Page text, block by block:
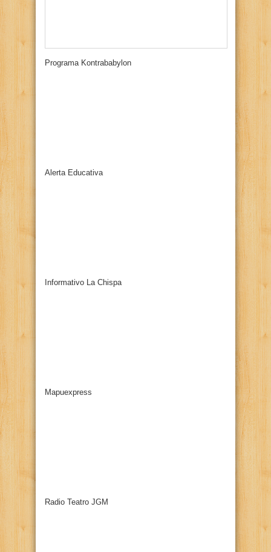
Programa Kontrababylon
Alerta Educativa
Informativo La Chispa
Mapuexpress
Radio Teatro JGM